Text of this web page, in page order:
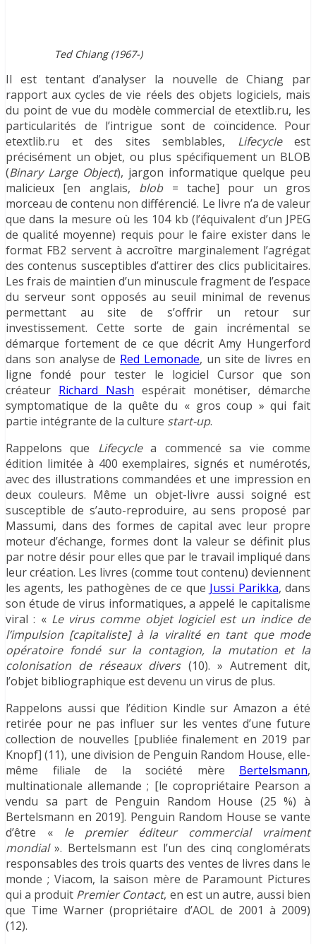
Ted Chiang (1967-)
Il est tentant d’analyser la nouvelle de Chiang par
rapport aux cycles de vie réels des objets logiciels, mais
du point de vue du modèle commercial de etextlib.ru, les
particularités de l’intrigue sont de coïncidence. Pour
etextlib.ru et des sites semblables, Lifecycleest
précisément un objet, ou plus spécifiquement un BLOB
(Binary Large Object), jargon informatique quelque peu
malicieux [en anglais, blob= tache] pour un gros
morceau de contenu non différencié. Le livre n’a de valeur
que dans la mesure où les 104 kb (l’équivalent d’un JPEG
de qualité moyenne) requis pour le faire exister dans le
format FB2 servent à accroître marginalement l’agrégat
des contenus susceptibles d’attirer des clics publicitaires.
Les frais de maintien d’un minuscule fragment de l’espace
du serveur sont opposés au seuil minimal de revenus
permettant au site de s’offrir un retour sur
investissement. Cette sorte de gain incrémental se
démarque fortement de ce que décrit Amy Hungerford
dans son analyse de Red Lemonade, un site de livres en
ligne fondé pour tester le logiciel Cursor que son
créateur Richard Nash espérait monétiser, démarche
symptomatique de la quête du « gros coup » qui fait
partie intégrante de la culture start-up.
Rappelons que Lifecyclea commencé sa vie comme
édition limitée à 400 exemplaires, signés et numérotés,
avec des illustrations commandées et une impression en
deux couleurs. Même un objet-livre aussi soigné est
susceptible de s’auto-reproduire, au sens proposé par
Massumi, dans des formes de capital avec leur propre
moteur d’échange, formes dont la valeur se définit plus
par notre désir pour elles que par le travail impliqué dans
leur création. Les livres (comme tout contenu) deviennent
les agents, les pathogènes de ce que Jussi Parikka, dans
son étude de virus informatiques, a appelé le capitalisme
viral : « Le virus comme objet logiciel est un indice de
l’impulsion [capitaliste] à la viralité en tant que mode
opératoire fondé sur la contagion, la mutation et la
colonisation de réseaux divers(10). » Autrement dit,
l’objet bibliographique est devenu un virus de plus.
Rappelons aussi que l’édition Kindle sur Amazon a été
retirée pour ne pas influer sur les ventes d’une future
collection de nouvelles [publiée finalement en 2019 par
Knopf] (11), une division de Penguin Random House, elle-
même filiale de la société mère Bertelsmann,
multinationale allemande ; [le copropriétaire Pearson a
vendu sa part de Penguin Random House (25 %) à
Bertelsmann en 2019]. Penguin Random House se vante
d’être « le premier éditeur commercial vraiment
mondial». Bertelsmann est l’un des cinq conglomérats
responsables des trois quarts des ventes de livres dans le
monde ; Viacom, la saison mère de Paramount Pictures
qui a produit Premier Contact, en est un autre, aussi bien
que Time Warner (propriétaire d’AOL de 2001 à 2009)
(12).